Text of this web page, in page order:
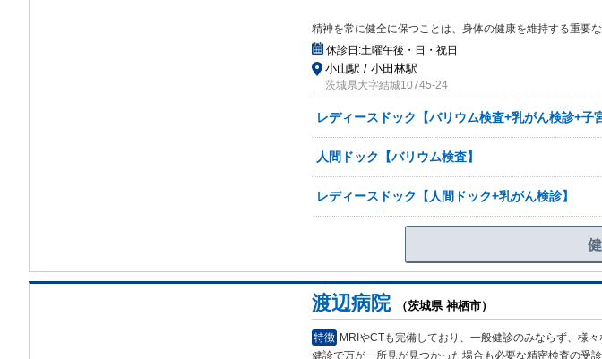
精神を常に健全に保つことは、身体の健康を維持する重要
休診日:土曜午後・日・祝日
小山駅 / 小田林駅
茨城県大字結城10745-24
レディースドック【バリウム検査+乳がん検診+子
人間ドック【バリウム検査】
レディースドック【人間ドック+乳がん検診】
渡辺病院 （茨城県 神栖市）
特徴 MRIやCTも完備しており、一般健診のみならず、様
健診で万が一所見が見つかった場合も必要な精密検査の受